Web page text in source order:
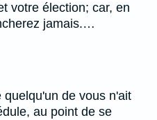
votre élection; car, en
jamais.…
de vous n'ait
au point de se